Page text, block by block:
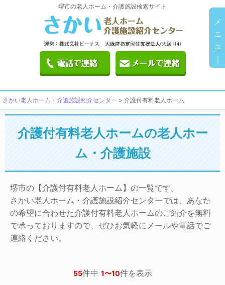
堺市の老人ホーム・介護施設検索サイト
さかい老人ホーム・介護施設紹介センター > 介護付有料老人ホーム
介護付有料老人ホームの老人ホー
ム・介護施設
堺市の【介護付有料老人ホーム】の一覧です。
さかい老人ホーム・介護施設紹介センターでは、あなた
の希望に合わせた介護付有料老人ホームのご紹介を無料
で承っておりますので、ぜひお気軽にメールや電話でご
連絡ください。
55件中 1〜10件を表示
メ
ニ
ユ
｜